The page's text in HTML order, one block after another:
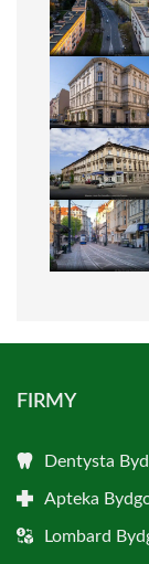
FIRMY
Dentysta
Apteka
Lombard